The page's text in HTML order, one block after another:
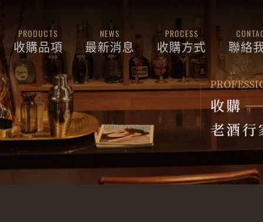
PRODUCTS
收購品項
NEWS
最新消息
PROCESS
收購方式 聯絡